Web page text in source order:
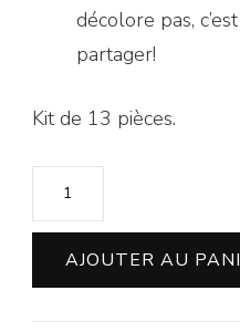
décolore pas,
partager!
Kit de 13 pièces.
AJOUTER AU